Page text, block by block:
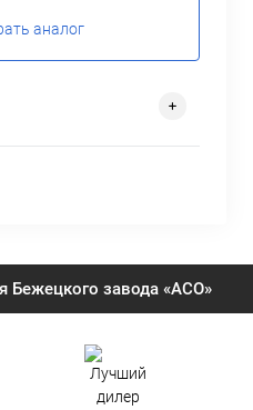
аналог
Бежецкого завода «АСО»